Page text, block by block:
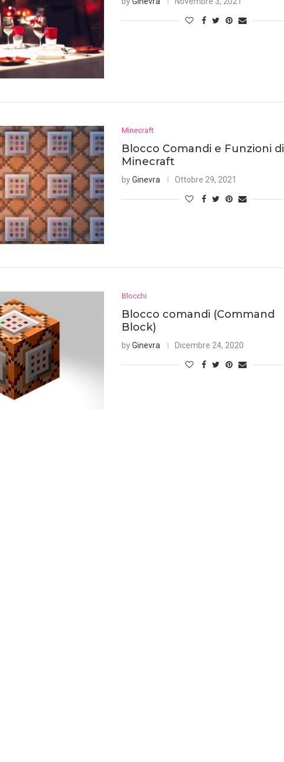
Minecraft
Blocco Comandi e Funzioni di
Minecraft
byGinevra Ottobre 29, 2021
Blocchi
Blocco comandi (Command
Block)
byGinevra Dicembre 24, 2020